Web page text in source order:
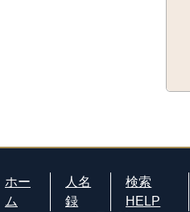
ホー
ム
人名
録
検索
HELP